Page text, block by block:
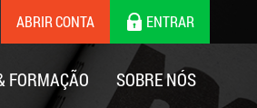
ABRIR CONTA ENTRAR
FORMAÇÃO SOBRE NÓS